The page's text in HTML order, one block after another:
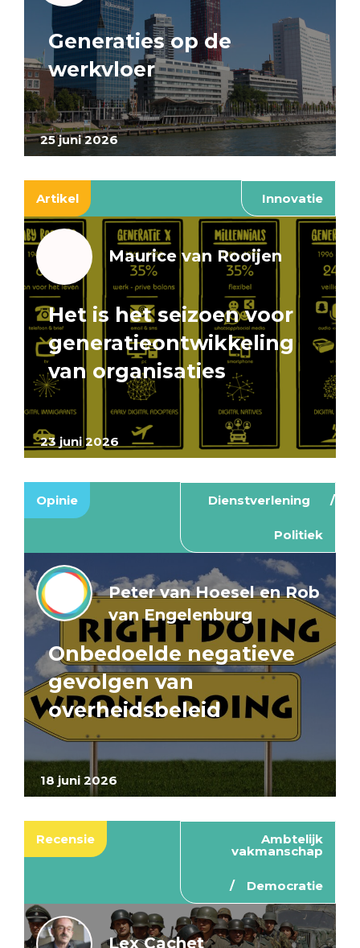
25 juni 2026
Generaties op de
werkvloer
Artikel Innovatie
23 juni 2026
Maurice van Rooijen
Het is het seizoen voor
generatieontwikkeling
van organisaties
Opinie Dienstverlening
Politiek
18 juni 2026
Peter van Hoesel en Rob
van Engelenburg
Onbedoelde negatieve
gevolgen van
overheidsbeleid
Recensie Ambtelijk
vakmanschap
Democratie
Lex Cachet